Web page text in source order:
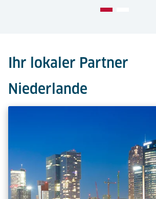
Ihr lokaler Partner
Niederlande